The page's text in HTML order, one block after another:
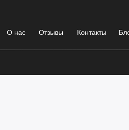
Отзывы Контакты
О нас